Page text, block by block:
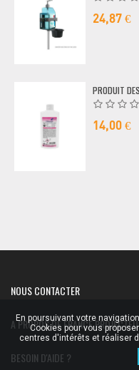
24,87 €
PRODUIT
14,00 €
NOUS CONTACTER
A PROPOS DE FRANCE
BESOIN D'AIDE ?
En poursuivant votre
Cookies pour vous
centres d'intérêts et réaliser